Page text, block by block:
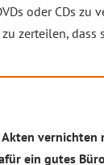
oder CDs zu
zerteilen, dass
vernichten
ein gutes